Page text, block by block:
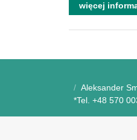
więcej
Aleksander
*Tel. +48 570